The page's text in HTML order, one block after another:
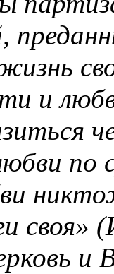
и
по
своя»
и